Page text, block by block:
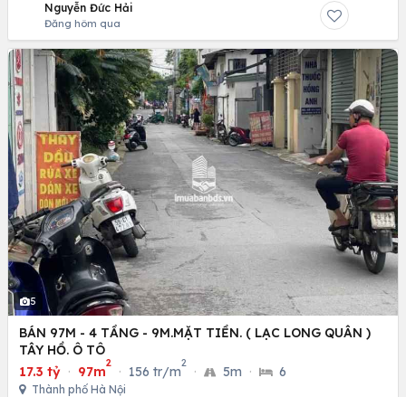
Nguyễn Đức Hải
Đăng hôm qua
5
BÁN 97M - 4 TẦNG - 9M.MẶT TIỀN. ( LẠC LONG QUÂN )
TÂY HỒ. Ô TÔ
17.3 tỷ · 97m
2
· 156 tr/m
2
· 5m · 6
Thành phố Hà Nội